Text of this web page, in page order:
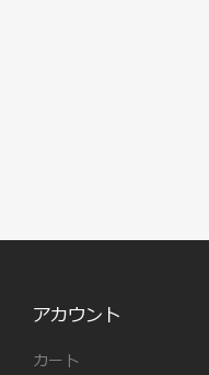
アカウント
カート